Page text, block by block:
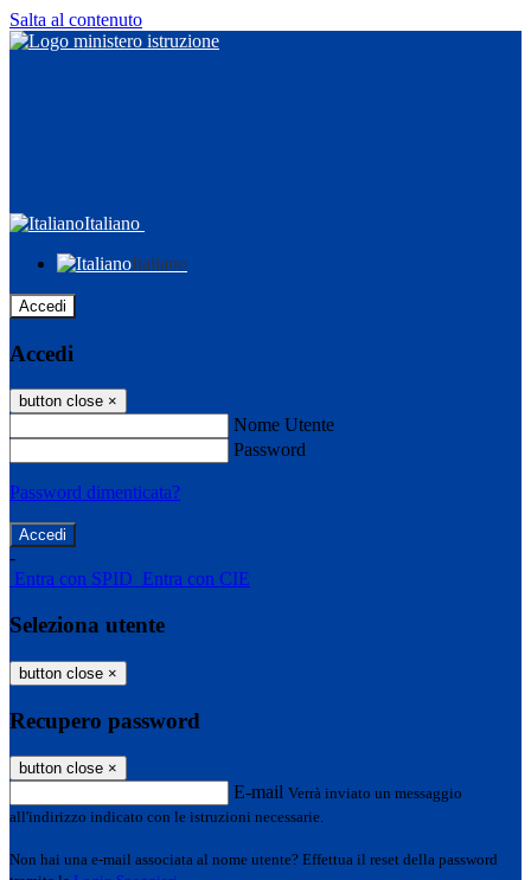
Salta al contenuto
Italiano
Italiano
Accedi
Accedi
button close ×
Nome Utente
Password
Password dimenticata?
-
Entra con SPID Entra con CIE
Seleziona utente
button close ×
Recupero password
button close ×
E-mail Verrà inviato un messaggio
all'indirizzo indicato con le istruzioni necessarie.
Non hai una e-mail associata al nome utente? Effettua il reset della password